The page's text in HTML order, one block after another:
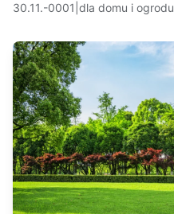
30.11.-0001 dla domu i ogrodu